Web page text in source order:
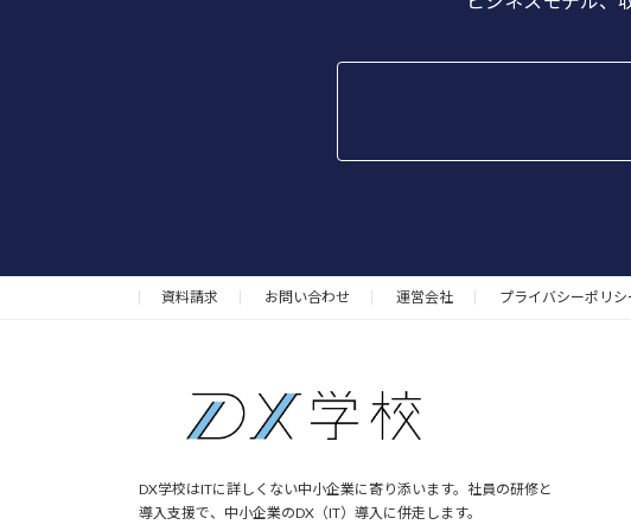
資料請求 お問い合わせ 運営会社 プライバシーポリシ
DX学校はITに詳しくない中小企業に寄り添います。社員の研修と
導入支援で、中小企業のDX（IT）導入に併走します。